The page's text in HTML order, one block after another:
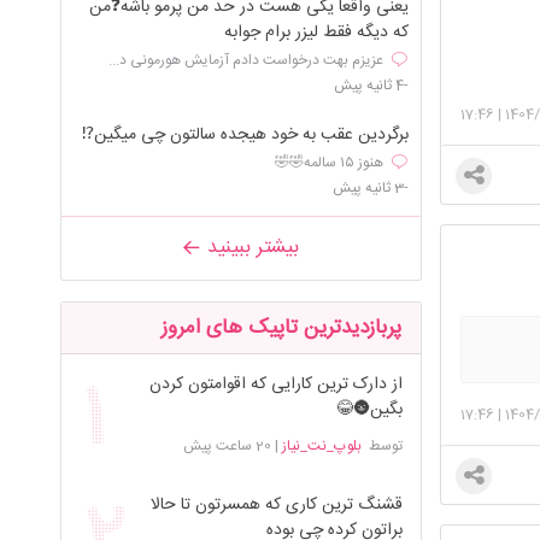
|
17:46
|
17:46
یعنی واقعا یکی هست در حد من پرمو باشه❓من
که دیگه فقط لیزر برام جوابه
عزیزم بهت درخواست دادم آزمایش هورمونی د...
-4 ثانیه پیش
برگردین عقب به خود هیجده سالتون چی میگین⁉️
هنوز ۱۵ سالمه🤣🤣
-3 ثانیه پیش
بیشتر ببینید
پربازدیدترین تاپیک های امروز
از دارک ترین کارایی که اقوامتون کردن
بگین🌚😂
توسطبلوپ_نت_نیاز| 20 ساعت پیش
قشنگ ترین کاری که همسرتون تا حالا
براتون کرده چی بوده